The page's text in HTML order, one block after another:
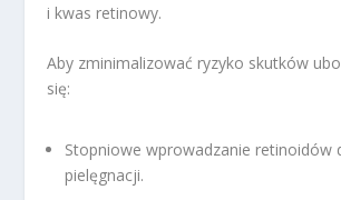
i kwas retinowy.
Aby zminimalizować ryzyko skutków
się:
Stopniowe wprowadzanie retinoidów
pielęgnacji.